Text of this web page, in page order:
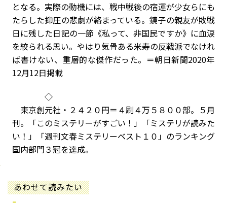
となる。実際の動機には、戦中戦後の宿運が少女らにも
たらした抑圧の悲劇が絡まっている。鏡子の親友が敗戦
日に残した日記の一節《私って、非国民ですか》に血涙
を絞られる思い。やはり気骨ある米寿の反戦派でなけれ
ば書けない、重層的な傑作だった。＝朝日新聞2020年
12月12日掲載
◇
東京創元社・２４２０円＝４刷４万５８００部。５月
刊。「このミステリーがすごい！」「ミステリが読みた
い！」「週刊文春ミステリーベスト１０」のランキング
国内部門３冠を達成。
あわせて読みたい